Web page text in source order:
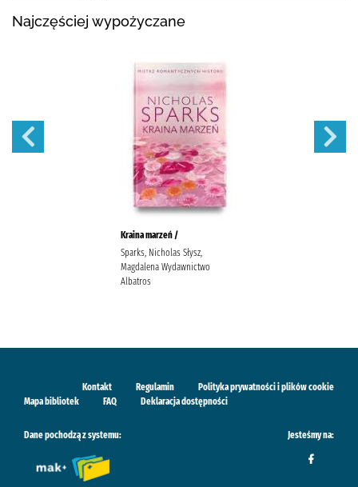
Najczęściej wypożyczane
Kraina marzeń /
Sparks, Nicholas Słysz,
Magdalena Wydawnictwo
Albatros
Kontakt Regulamin
Polityka prywatności i plików cookie
Mapa bibliotek
FAQ Deklaracja dostępności
Dane pochodzą z systemu: Jesteśmy na: